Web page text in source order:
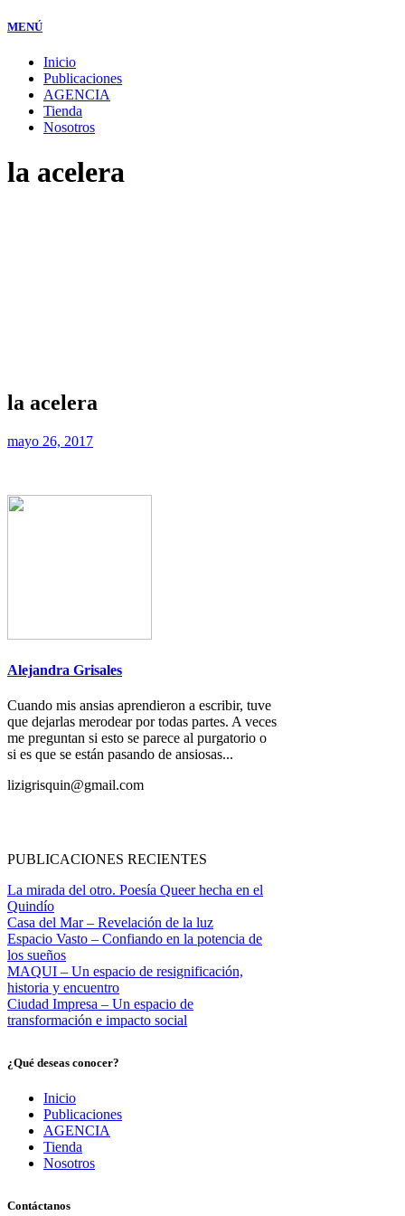
MENÚ
Inicio
Publicaciones
AGENCIA
Tienda
Nosotros
la acelera
la acelera
mayo 26, 2017
Alejandra Grisales
Cuando mis ansias aprendieron a escribir, tuve
que dejarlas merodear por todas partes. A veces
me preguntan si esto se parece al purgatorio o
si es que se están pasando de ansiosas...
lizigrisquin@gmail.com
PUBLICACIONES RECIENTES
La mirada del otro. Poesía Queer hecha en el
Quindío
Casa del Mar – Revelación de la luz
Espacio Vasto – Confiando en la potencia de
los sueños
MAQUI – Un espacio de resignificación,
historia y encuentro
Ciudad Impresa – Un espacio de
transformación e impacto social
¿Qué deseas conocer?
Inicio
Publicaciones
AGENCIA
Tienda
Nosotros
Contáctanos